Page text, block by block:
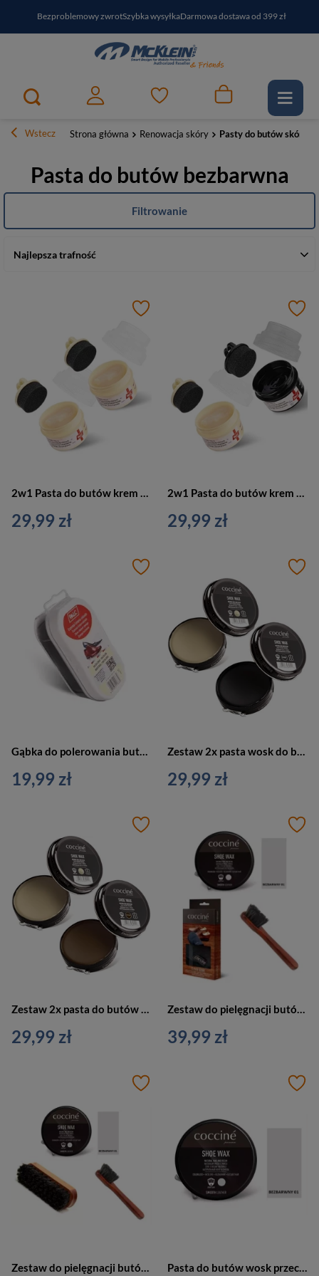
Bezproblemowy zwrotSzybka wysyłkaDarmowa dostawa od 399 zł
PayPo - kup i zapłać za30 dniZapisz się do newslettera i odbierz RABAT
Wstecz Strona główna Renowacja skóry Pasty do butów
Pasta do butów bezbarwna
Najlepsza trafność
Filtrowanie
2w1 Pasta do butów krem do skór licowych 50ml bezbarwna - Palc PA110-2X/NEUTRAL
29,99 zł
2w1 Pasta do butów krem do skór licowych 50ml - czarna + bezbarwna Palc PA110-2X
29,99 zł
19,99 zł 29,99 zł
Zestaw 2x pasta do butów wosk brązowy + bezbarwny coccine OR101-ZESBRNE
29,99 zł
Zestaw do pielęgnacji butów pasta + rękawica + mazak Coccine bezbarwny
39,99 zł